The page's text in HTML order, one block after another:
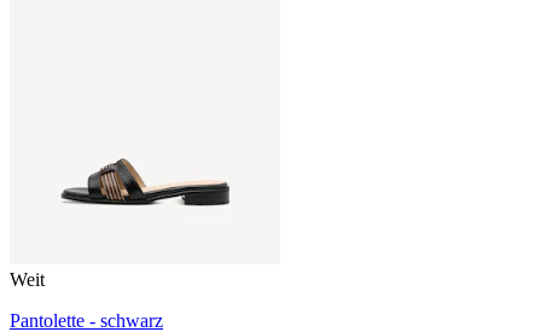
Weit
Pantolette - schwarz